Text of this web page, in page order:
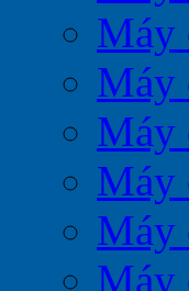
Máy
Máy
Máy
Máy
Máy
Máy